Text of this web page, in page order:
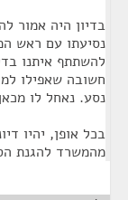
בדיון היה אמור
נסיעתו עם ראש
להשתתף איתנו
חשובה שאפילו
נסע. נאחל לו
בכל אופן, יהיו
מהמשרד להגנת